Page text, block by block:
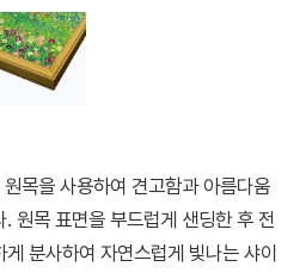
원목을 사용하여 견고함과 아름다움
원목 표면을 부드럽게 샌딩한 후 전
분사하여 자연스럽게 빛나는 샤이